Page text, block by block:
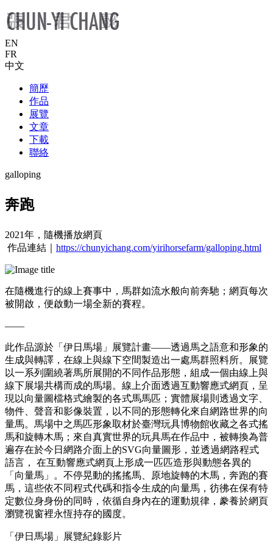
EN
FR
中文
簡歷
作品
展覽
文章
下載
聯絡
galloping
奔跑
2021年，隨機播放網頁
作品連結｜ https://chunyichang.com/yirihorsefarm/galloping.html
在隨機進行的線上賽事中，馬群如流水般向前奔馳；網頁每次
被開啟，便啟動一場全新的賽程。
——
此作品源於「伊⽇馬場」展覽計畫——透過⾺之語意和形象的
⽣成與轉譯，在線上與線下空間製造出⼀處⾺群照料所。展覽
以⼀系列圍繞著⾺所展開的不同作品形態，組成⼀個由線上與
線下展場共構⽽成的⾺場。線上介⾯透過互動響應式網⾴，呈
現以向量圖檔格式繪製的各式⾺馬匹；實體展場則透過⽂字、
物件、聲⾳和影像裝置，以不同的形態轉化來⾃網路世界的向
量⾺。⾺場中之⾺匹形象取材於臺灣玩具博物館收藏之各式搖
⾺和旋轉⽊馬；來自真實世界的玩具⾺在作品中，被轉換為普
遍存在於今⽇網路介⾯上的SVG向量圖形，並透過網路程式
語⾔， 在互動響應式網頁上形成⼀匹匹造形與動態各異的
「向量⾺」。不停晃動的搖搖⾺、原地旋轉的⽊馬，奔跑的賽
⾺，這些依不同程式代碼和指令⽣成的向量⾺，彷彿在保有特
定數位⾝身份的同時，依循⾃⾝內在的運動規律，豢養於網⾴
瀏覽視窗裡永恆持存的國度。
「伊日馬場」展覽紀錄影片